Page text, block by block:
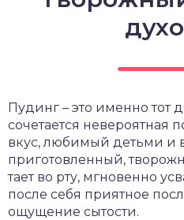
Пудинг – это именно тот
сочетается невероятная
вкус, любимый детьми и
приготовленный,
тает во рту, мгновенно
после себя приятное
ощущение сытости.